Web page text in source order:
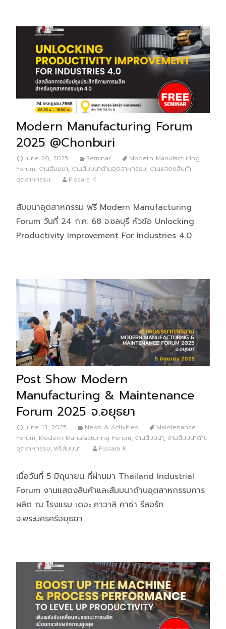
Modern Manufacturing Forum
2025 @Chonburi
June 20, 2025 Seminar
Modern Manufacturing
Forum, งานสัมมนา, งานสัมมนาด้านอุตสาหกรรม, งานแสดงสินค้า
อุตสาหกรรม
Pissara K.
สัมมนาอุตสาหกรรม ฟรี Modern Manufacturing
Forum วันที่ 24 ก.ค. 68 จ.ชลบุรี หัวข้อ Unlocking
Productivity Improvement For Industries 4.0
Post Show Modern
Manufacturing & Maintenance
Forum 2025 จ.อยุธยา
June 13, 2025 News & Activities
Maintenance
Forum Modern Manufacturing Forum งานสัมมนา งานสัมมนาด้าน
อุตสาหกรรม ฟรีสัมมนา Pissara K.
เมื่อวันที่ 5 มิถุนายน ที่ผ่านมา Thailand Industrial
Forum งานแสดงสินค้าและสัมมนาด้านอุตสาหกรรมการ
ผลิต ณ โรงแรม เดอะ คาวาลิ คาซ่า รีสอร์ท
จ.พระนครศรีอยุธยา